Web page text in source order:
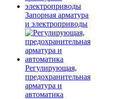
Запорная арматура
и электроприводы
Регулирующая,
предохранительная
арматура и
автоматика